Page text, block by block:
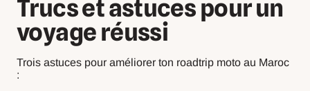
Trucs et astuces pour un
voyage réussi
Trois astuces pour améliorer ton roadtrip moto au Maroc
: